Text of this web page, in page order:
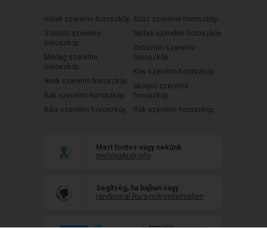
Halak szerelmi horoszkóp
Vízöntő szerelmi
horoszkóp
Mérleg szerelmi
horoszkóp
Ikrek szerelmi horoszkóp
Bak szerelmi horoszkóp
Bika szerelmi horoszkóp
Szűz szerelmi horoszkóp
Nyilas szerelmi horoszkóp
Oroszlán szerelmi
horoszkóp
Kos szerelmi horoszkóp
Skorpió szerelmi
horoszkóp
Rák szerelmi horoszkóp
Mert fontos vagy nekünk
mehnyakrak.info
Segítség, ha bajban vagy
randivonal.hu/a-nok-vedelmeben